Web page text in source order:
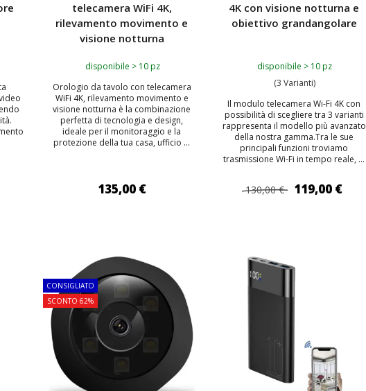
telecamera WiFi 4K,
rilevamento movimento e
visione notturna
disponibile > 10 pz
Orologio da tavolo con telecamera
WiFi 4K, rilevamento movimento e
visione notturna è la combinazione
perfetta di tecnologia e design,
ideale per il monitoraggio e la
protezione della tua casa, ufficio ...
135,00 €
4K con visione notturna e
obiettivo grandangolare
disponibile > 10 pz
(3 Varianti)
Il modulo telecamera Wi-Fi 4K con
possibilità di scegliere tra 3 varianti
rappresenta il modello più avanzato
della nostra gamma.Tra le sue
principali funzioni troviamo
trasmissione Wi-Fi in tempo reale, ...
130,00 € 119,00 €
CONSIGLIATO
SCONTO 62%